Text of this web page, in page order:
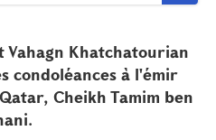
Vahagn Khatchatourian
condoléances à l'émir
Cheikh Tamim ben